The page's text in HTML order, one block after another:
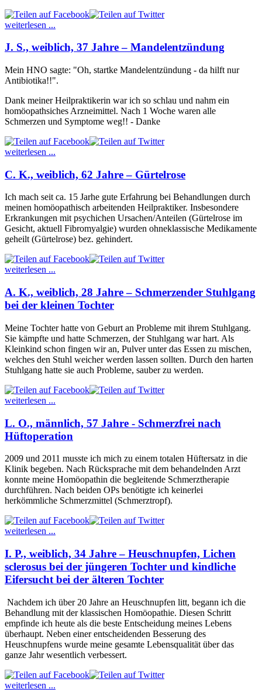
weiterlesen ...
J. S., weiblich, 37 Jahre – Mandelentzündung
Mein HNO sagte: "Oh, startke Mandelentzündung - da hilft nur
Antibiotika!!".
Dank meiner Heilpraktikerin war ich so schlau und nahm ein
homöopathsiches Arzneimittel. Nach 1 Woche waren alle
Schmerzen und Symptome weg!! - Danke
weiterlesen ...
C. K., weiblich, 62 Jahre – Gürtelrose
Ich mach seit ca. 15 Jarhe gute Erfahrung bei Behandlungen durch
meinen homöopathisch arbeitenden Heilpraktiker. Insbesondere
Erkrankungen mit psychichen Ursachen/Anteilen (Gürtelrose im
Gesicht, aktuell Fibromyalgie) wurden ohneklassische Medikamente
geheilt (Gürtelrose) bez. gehindert.
weiterlesen ...
A. K., weiblich, 28 Jahre – Schmerzender Stuhlgang
bei der kleinen Tochter
Meine Tochter hatte von Geburt an Probleme mit ihrem Stuhlgang.
Sie kämpfte und hatte Schmerzen, der Stuhlgang war hart. Als
Kleinkind schon fingen wir an, Pulver unter das Essen zu mischen,
welches den Stuhl weicher werden lassen sollten. Durch den harten
Stuhlgang hatte sie auch Probleme, sauber zu werden.
weiterlesen ...
L. O., männlich, 57 Jahre - Schmerzfrei nach
Hüftoperation
2009 und 2011 musste ich mich zu einem totalen Hüftersatz in die
Klinik begeben. Nach Rücksprache mit dem behandelnden Arzt
konnte meine Homöopathin die begleitende Schmerztherapie
durchführen. Nach beiden OPs benötigte ich keinerlei
herkömmliche Schmerzmittel (Schmerztropf).
weiterlesen ...
I. P., weiblich, 34 Jahre – Heuschnupfen, Lichen
sclerosus bei der jüngeren Tochter und kindliche
Eifersucht bei der älteren Tochter
Nachdem ich über 20 Jahre an Heuschnupfen litt, begann ich die
Behandlung mit der klassischen Homöopathie. Diesen Schritt
empfinde ich heute als die beste Entscheidung meines Lebens
überhaupt. Neben einer entscheidenden Besserung des
Heuschnupfens wurde meine gesamte Lebensqualität über das
ganze Jahr wesentlich verbessert.
weiterlesen ...